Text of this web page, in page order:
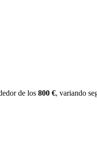
de los 800 €, variando